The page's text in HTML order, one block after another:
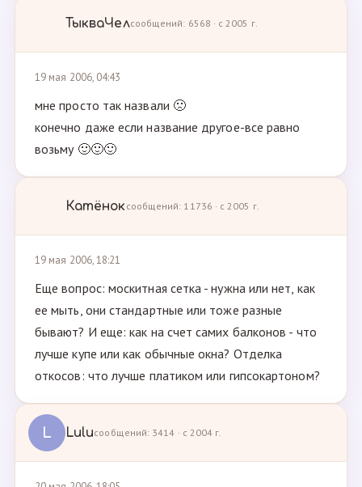
ТыкваЧелсообщений: 6568 · с 2005 г.
19 мая 2006, 04:43
мне просто так назвали 🙁
конечно даже если название другое-все равно
возьму 🙂🙂🙂
Катёнок сообщений: 11736 · с 2005 г.
19 мая 2006, 18:21
Еще вопрос: москитная сетка - нужна или нет, как
ее мыть, они стандартные или тоже разные
бывают? И еще: как на счет самих балконов - что
лучше купе или как обычные окна? Отделка
откосов: что лучше платиком или гипсокартоном?
L Luluсообщений: 3414 · с 2004 г.